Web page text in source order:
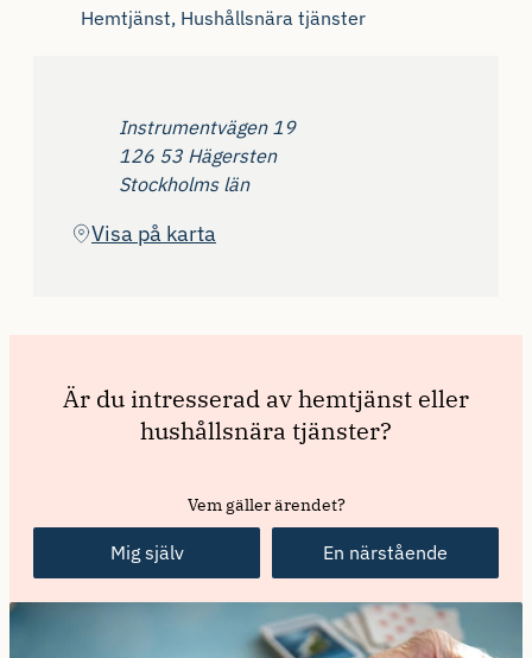
Hemtjänst, Hushållsnära tjänster
AdressInstrumentvägen 19
126 53 Hägersten
Stockholms län
Visa på karta